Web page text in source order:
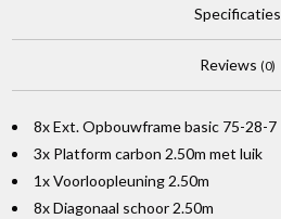
Specificaties
Reviews (0)
8x Ext. Opbouwframe basic 75-28-7
3x Platform carbon 2.50m met luik
1x Voorloopleuning 2.50m
8x Diagonaal schoor 2.50m